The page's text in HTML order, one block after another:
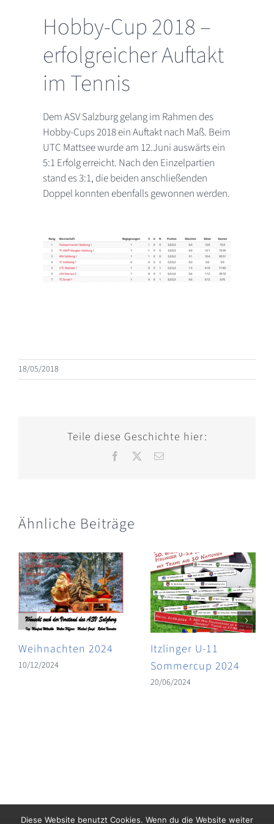
Hobby-Cup 2018 –
erfolgreicher Auftakt
im Tennis
Dem ASV Salzburg gelang im Rahmen des
Hobby-Cups 2018 ein Auftakt nach Maß. Beim
UTC Mattsee wurde am 12.Juni auswärts ein
5:1 Erfolg erreicht. Nach den Einzelpartien
stand es 3:1, die beiden anschließenden
Doppel konnten ebenfalls gewonnen werden.
18/05/2018
Teile diese Geschichte hier:
Facebook
E-
Ähnliche Beiträge
Weihnachten 2024
10/12/2024
Itzlinger U-11
Sommercup 2024
20/06/2024
Diese Website benutzt Cookies. Wenn du die Website weiter